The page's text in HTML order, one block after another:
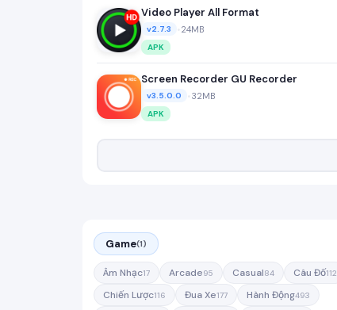
Video Player All Format
v2.7.3 24MB
APK
Screen Recorder GU Recorder
v3.5.0.0 32MB
APK
Game(1)
Âm Nhạc17 Arcade95 Casual84 Câu Đố112
Chiến Lược116 Đua Xe177 Hành Động493